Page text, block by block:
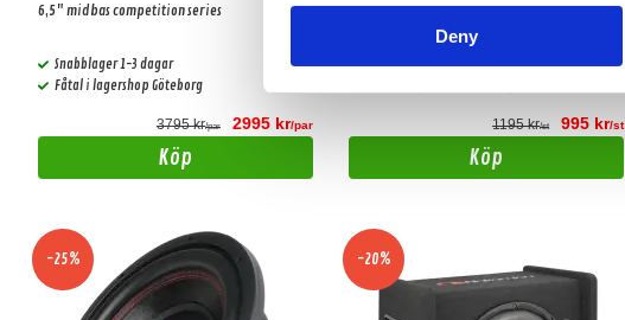
Deny
6,5" midbas competition series
Snabblager 1-3 dagar
Fåtal i lagershop Göteborg
3795 kr/par 2995 kr/par
Köp
12" Baselement 350W RMS 2x4 Ohm
Snabblager 1-3 dagar
1195 kr/st 995 kr/st
Köp
-25% -20%